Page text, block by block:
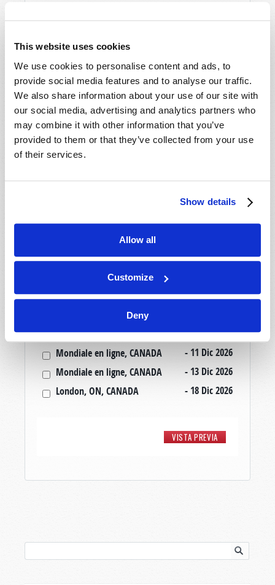
This website uses cookies
We use cookies to personalise content and ads, to
provide social media features and to analyse our traffic.
We also share information about your use of our site with
our social media, advertising and analytics partners who
may combine it with other information that you’ve
provided to them or that they’ve collected from your use
of their services.
Show details
Allow all
Customize
Deny
Valdosta, GA, USA
Mondiale en ligne, CANADA
- 04 Sep 2026
Mondiale en ligne, CANADA
- 06 Sep 2026
London, ON, CANADA
- 18 Sep 2026
Mondiale en ligne, CANADA
- 09 Oct 2026
Calgary, AB, CANADA
- 10 Oct 2026
Mondiale en ligne, CANADA
- 11 Oct 2026
- 16 Oct 2026
Cape Town, WC, SOUTH AFRICA
Amherst, NS, CANADA
- 30 Oct 2026
Kitchener, ON, CANADA
Mondiale en ligne, CANADA
- 20 Nov 2026
London, ON, CANADA
Mondiale en ligne, CANADA
- 22 Nov 2026
Mondiale en ligne, CANADA
- 11 Dic 2026
Mondiale en ligne, CANADA
- 13 Dic 2026
London, ON, CANADA
- 18 Dic 2026